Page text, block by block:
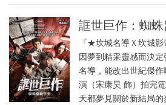
誆世巨作：蜘
『★坎城名導Ｘ坎城
因夢到精采靈感而決
名導，能改出世紀傑
演（宋康昊 飾）拍完
天都夢見關於新結局